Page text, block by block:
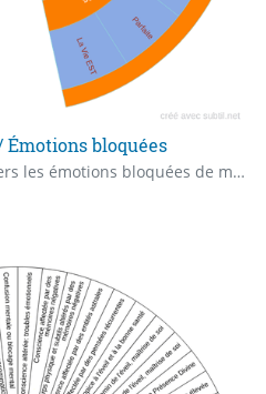
Émotions bloquées
Vue du schéma de vie à travers les émotions bloquées de ma monade, ma famille d'âmes dans le haut-astral Les émotions et la vue biaisée de la vision de la vie associée.